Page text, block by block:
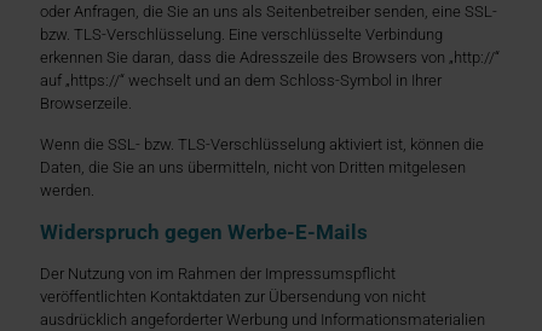
oder Anfragen, die Sie an uns als Seitenbetreiber senden, eine SSL-
bzw. TLS-Verschlüsselung. Eine verschlüsselte Verbindung
erkennen Sie daran, dass die Adresszeile des Browsers von „http://“
auf „https://“ wechselt und an dem Schloss-Symbol in Ihrer
Browserzeile.
Wenn die SSL- bzw. TLS-Verschlüsselung aktiviert ist, können die
Daten, die Sie an uns übermitteln, nicht von Dritten mitgelesen
werden.
Widerspruch gegen Werbe-E-Mails
Der Nutzung von im Rahmen der Impressumspflicht
veröffentlichten Kontaktdaten zur Übersendung von nicht
ausdrücklich angeforderter Werbung und Informationsmaterialien